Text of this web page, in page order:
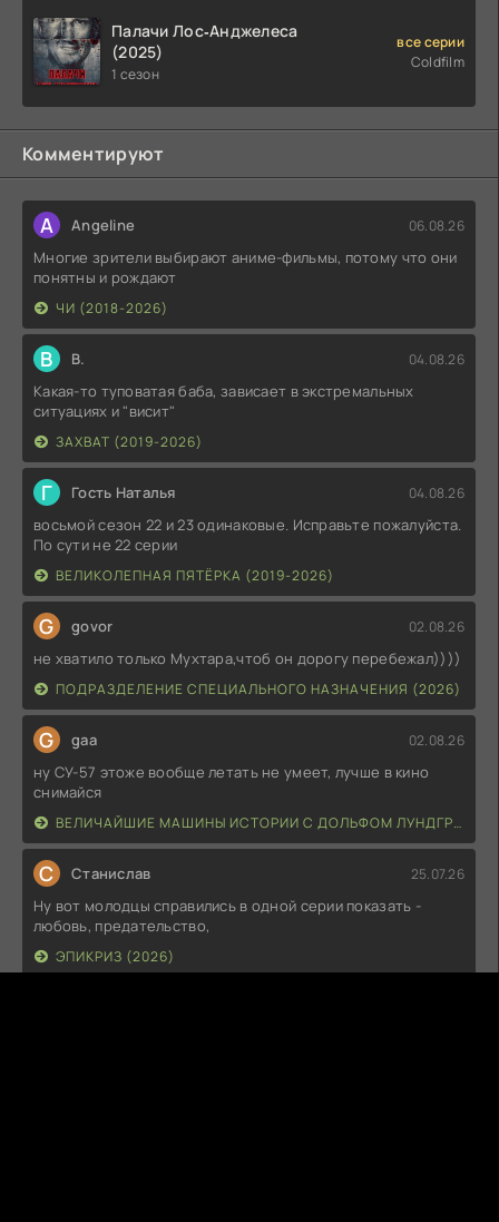
Палачи Лос‑Анджелеса
(2025)
1 сезон
все серии
Coldfilm
Комментируют
A Angeline 06.08.26
Многие зрители выбирают аниме-фильмы, потому что они
понятны и рождают
ЧИ (2018-2026)
В В. 04.08.26
Какая-то туповатая баба, зависает в экстремальных
ситуациях и "висит"
ЗАХВАТ (2019-2026)
Г Гость Наталья 04.08.26
восьмой сезон 22 и 23 одинаковые. Исправьте пожалуйста.
По сути не 22 серии
ВЕЛИКОЛЕПНАЯ ПЯТЁРКА (2019-2026)
G govor 02.08.26
не хватило только Мухтара,чтоб он дорогу перебежал))))
ПОДРАЗДЕЛЕНИЕ СПЕЦИАЛЬНОГО НАЗНАЧЕНИЯ (2026)
G gaa 02.08.26
ну СУ-57 этоже вообще летать не умеет, лучше в кино
снимайся
ВЕЛИЧАЙШИЕ МАШИНЫ ИСТОРИИ С ДОЛЬФОМ ЛУНДГРЕНОМ (2026)
С Станислав 25.07.26
Ну вот молодцы справились в одной серии показать -
любовь, предательство,
ЭПИКРИЗ (2026)